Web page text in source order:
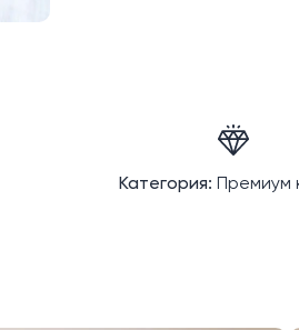
Категория: Премиум